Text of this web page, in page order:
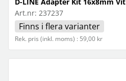
Art.nr: 237237
Finns i flera varianter
Rek. pris (inkl. moms) : 59,00 kr